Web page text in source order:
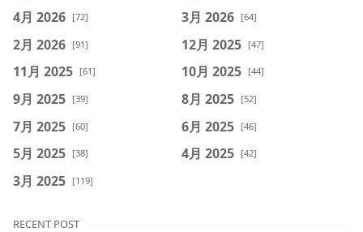
4月 2026 [72] 3月 2026 [64]
2月 2026 [91] 12月 2025 [47]
11月 2025 [61] 10月 2025 [44]
9月 2025 [39] 8月 2025 [52]
7月 2025 [60] 6月 2025 [46]
5月 2025 [38] 4月 2025 [42]
3月 2025 [119]
RECENT POST